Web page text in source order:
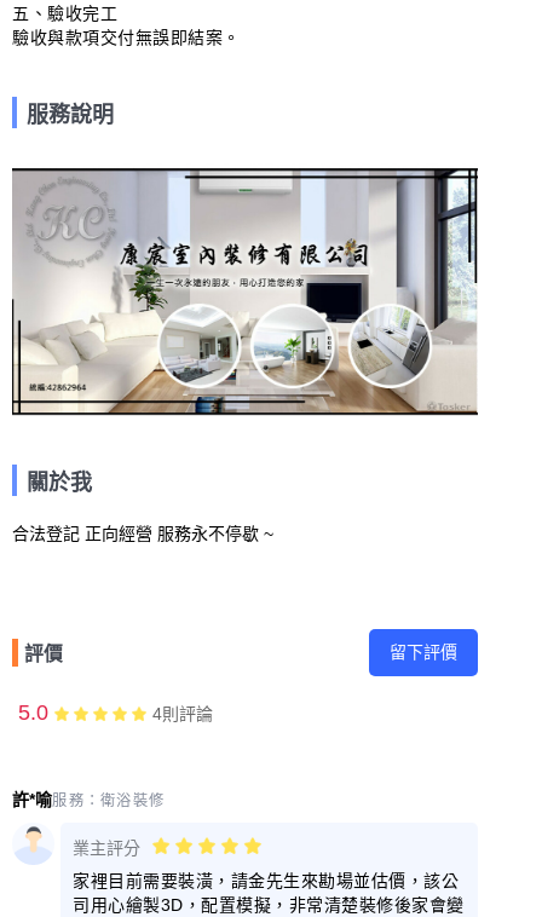
五、驗收完工
驗收與款項交付無誤即結案。
服務說明
關於我
合法登記 正向經營 服務永不停歇 ~
評價 留下評價
5.0 4則評論
許*喻服務：衛浴裝修
業主評分
家裡目前需要裝潢，請金先生來勘場並估價，該公
司用心繪製3D，配置模擬，非常清楚裝修後家會變